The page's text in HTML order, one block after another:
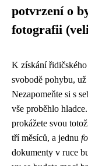
potvrzení o
fotografii
K získání
svobodě pohybu,
Nezapomeňte si s
vše proběhlo
prokážete svou
tří měsíců, a jednu
dokumenty v ruce